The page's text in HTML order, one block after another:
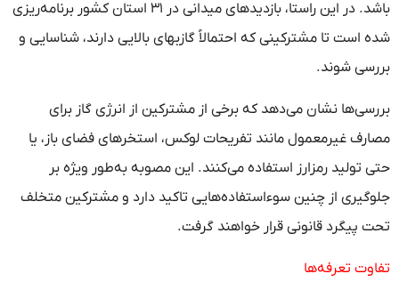
باشد. در این راستا، بازدیدهای میدانی در ۳۱ استان کشور برنامه‌ریزی
شده است تا مشترکینی که احتمالاً گازبهای بالایی دارند، شناسایی و
بررسی شوند.
بررسی‌ها نشان می‌دهد که برخی از مشترکین از انرژی گاز برای
مصارف غیرمعمول مانند تفریحات لوکس، استخرهای فضای باز، یا
حتی تولید رمزارز استفاده می‌کنند. این مصوبه به‌طور ویژه بر
جلوگیری از چنین سوءاستفاده‌هایی تاکید دارد و مشترکین متخلف
تحت پیگرد قانونی قرار خواهند گرفت.
تفاوت تعرفه‌ها